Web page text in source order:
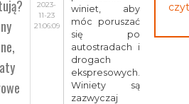
2023-
11-23
21:06:09
winiet, aby
móc poruszać
się po
autostradach i
drogach
ekspresowych.
Winiety są
zazwyczaj